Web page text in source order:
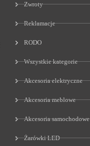
Zwroty
Reklamacje
RODO
Wszystkie kategorie
Akcesoria elektryczne
Akcesoria meblowe
Akcesoria samochodowe
Żarówki LED